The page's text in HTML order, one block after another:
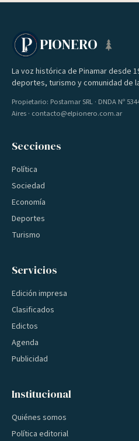
PIONERO
La voz histórica de Pinamar desde
deportes, turismo y comunidad de
Propietario: Postamar SRL · DNDA Nº
Aires · contacto@elpionero.com.ar
Secciones
Política
Sociedad
Economía
Deportes
Turismo
Servicios
Edición impresa
Clasificados
Edictos
Agenda
Publicidad
Institucional
Quiénes somos
Política editorial